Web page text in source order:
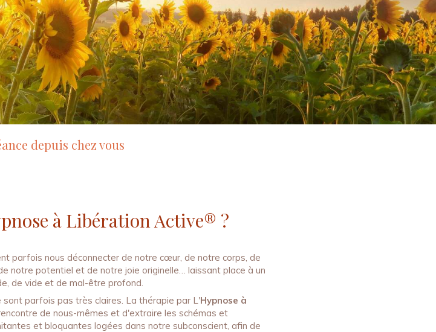
depuis chez vous
à Libération Active® ?
parfois nous déconnecter de notre cœur, de notre corps, de
notre potentiel et de notre joie originelle… laissant place à un
de vide et de mal-être profond.
parfois pas très claires. La thérapie par L'Hypnose à
de nous-mêmes et d'extraire les schémas et
et bloquantes logées dans notre subconscient, afin de